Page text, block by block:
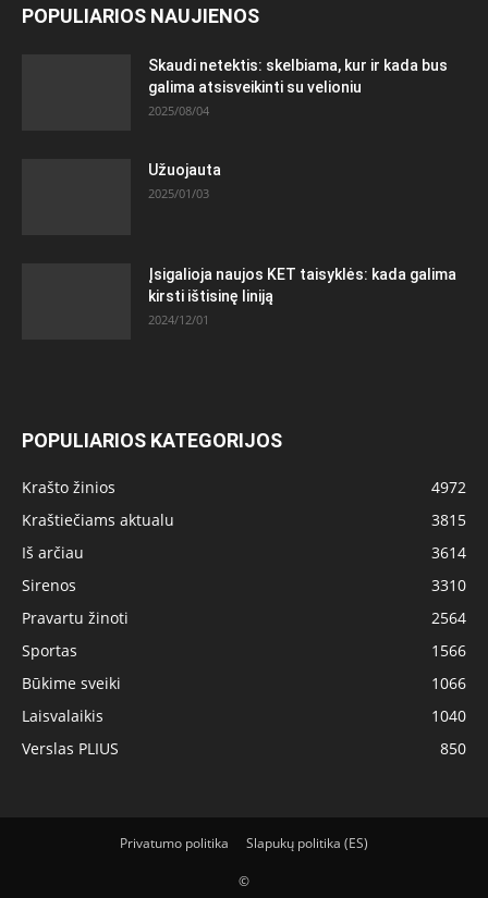
POPULIARIOS NAUJIENOS
Skaudi netektis: skelbiama, kur ir kada bus
galima atsisveikinti su velioniu
2025/08/04
Užuojauta
2025/01/03
Įsigalioja naujos KET taisyklės: kada galima
kirsti ištisinę liniją
2024/12/01
POPULIARIOS KATEGORIJOS
Krašto žinios
4972
Kraštiečiams aktualu
3815
Iš arčiau
3614
Sirenos
3310
Pravartu žinoti
2564
Sportas
1566
Būkime sveiki
1066
Laisvalaikis
1040
Verslas PLIUS
850
Privatumo politika Slapukų politika (ES)
©